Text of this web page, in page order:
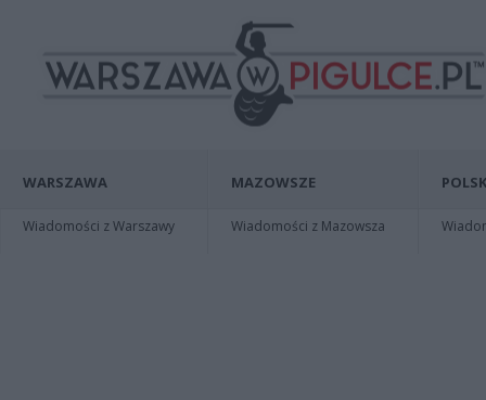
WARSZAWA
Wiadomości z Warszawy
MAZOWSZE
Wiadomości z Mazowsza